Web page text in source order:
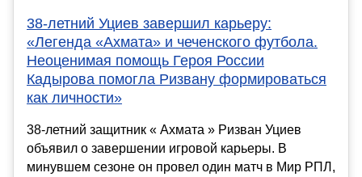
38-летний Уциев завершил карьеру:
«Легенда «Ахмата» и чеченского футбола.
Неоценимая помощь Героя России
Кадырова помогла Ризвану формироваться
как личности»
38-летний защитник « Ахмата » Ризван Уциев
объявил о завершении игровой карьеры. В
минувшем сезоне он провел один матч в Мир РПЛ,